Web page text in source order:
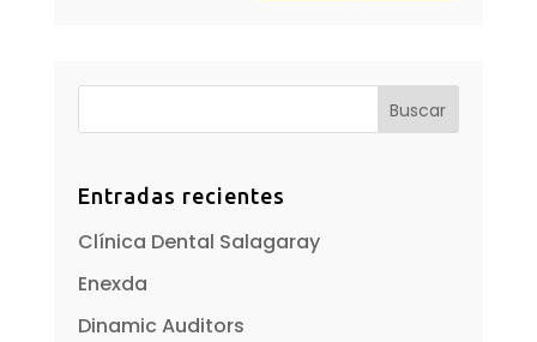
Entradas recientes
Clínica Dental Salagaray
Enexda
Dinamic Auditors